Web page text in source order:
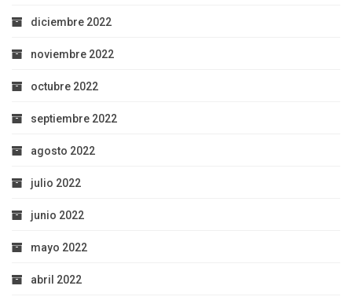
diciembre 2022
noviembre 2022
octubre 2022
septiembre 2022
agosto 2022
julio 2022
junio 2022
mayo 2022
abril 2022